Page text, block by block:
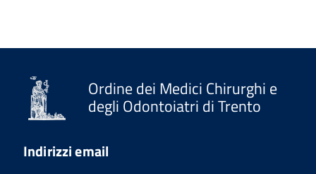
Ordine dei Medici Chirurghi e
degli Odontoiatri di Trento
Indirizzi email